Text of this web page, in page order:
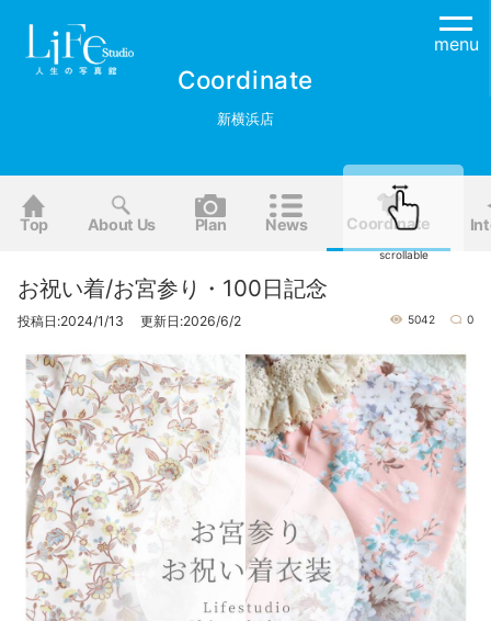
menu
Coordinate
新横浜店
Top About Us Plan News Coordinate
scrollable
お祝い着/お宮参り・100日記念
投稿日:2024/1/13 更新日:2026/6/2 5042 0